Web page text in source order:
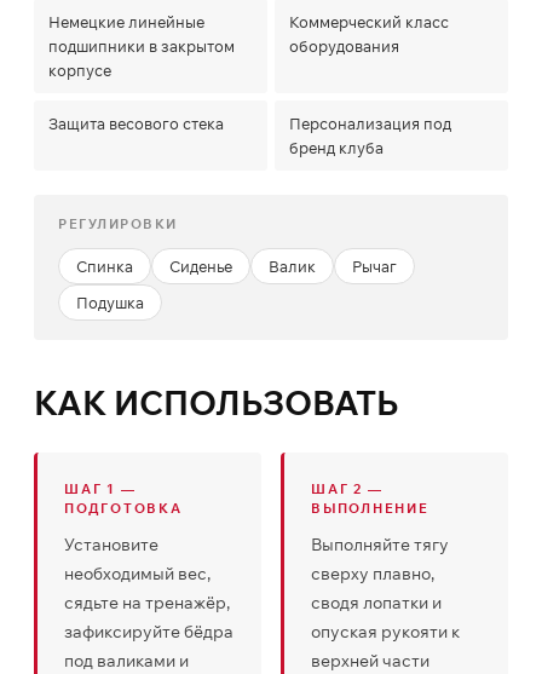
Немецкие линейные
подшипники в закрытом
корпусе
Коммерческий класс
оборудования
Защита весового стека
Персонализация под
бренд клуба
РЕГУЛИРОВКИ
Спинка Сиденье Валик
Рычаг
Подушка
КАК ИСПОЛЬЗОВАТЬ
ШАГ 1 —
ПОДГОТОВКА
Установите
необходимый вес,
сядьте на тренажёр,
зафиксируйте бёдра
под валиками и
ШАГ 2 —
ВЫПОЛНЕНИЕ
Выполняйте тягу
сверху плавно,
сводя лопатки и
опуская рукояти к
верхней части